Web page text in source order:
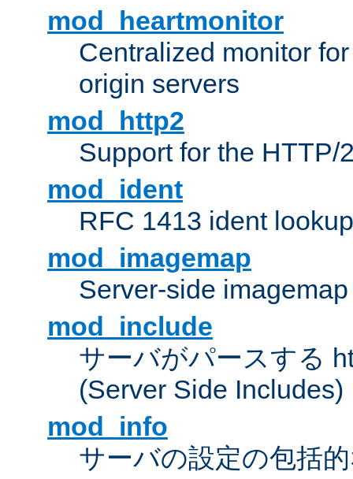
mod_heartmonitor
Centralized monitor
origin servers
mod_http2
Support for the HTTP/
mod_ident
RFC 1413 ident
mod_imagemap
Server-side
mod_include
サーバがパースする
(Server Side Includes)
mod_info
サーバの設定の包括